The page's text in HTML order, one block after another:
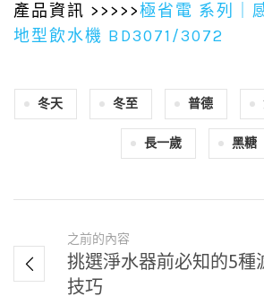
產品資訊 >>>>>極省電 系列｜
地型飲水機 BD3071/3072
冬天 冬至 普德
長一歲 黑糖
之前的內容
挑選淨水器前必知的5種
技巧